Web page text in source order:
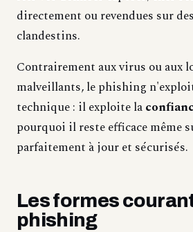
directement ou revendues sur
clandestins.
Contrairement aux virus ou aux
malveillants, le phishing
technique : il exploite la
pourquoi il reste efficace même
parfaitement à jour et sécurisés.
Les formes
phishing